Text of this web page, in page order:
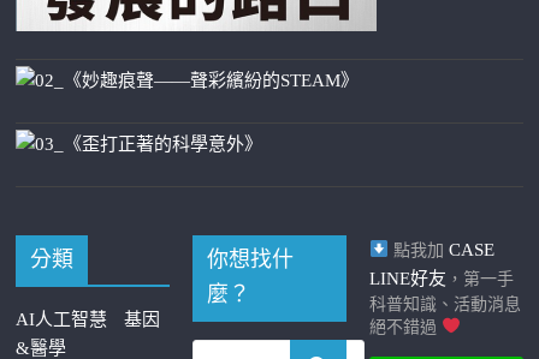
分類
AI人工智慧
基因
&醫學
你想找什
麼？
點我加 CASE
LINE好友 ，第一手
科普知識、活動消息
絕不錯過